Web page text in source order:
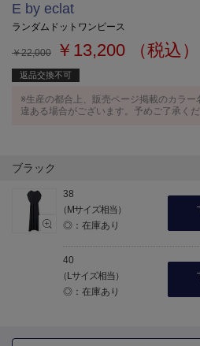
E by eclat
ランダムドットワンピース
￥22,000 ￥13,200 （税込）
返品交換不可
※生産の都合上、販売ページ掲載のカラー
違ある場合がございます。予めご了承くだ
ブラック
38
（Mサイズ相当）
◎：在庫あり
40
（Lサイズ相当）
◎：在庫あり